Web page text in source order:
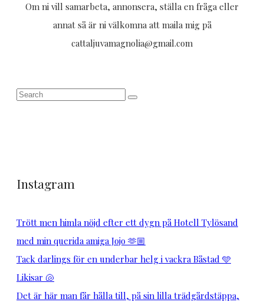
Om ni vill samarbeta, annonsera, ställa en fråga eller
annat så är ni välkomna att maila mig på
cattaljuvamagnolia@gmail.com
Instagram
Trött men himla nöjd efter ett dygn på Hotell Tylösand
med min querida amiga Jojo 🫶🏼
Tack darlings för en underbar helg i vackra Båstad 🩵
Likisar 🐚
Det är här man får hålla till, på sin lilla trädgårdstäppa,